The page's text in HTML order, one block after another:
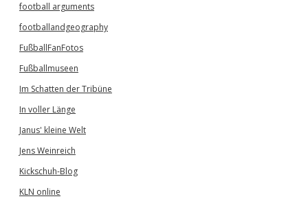
football arguments
footballandgeography
FußballFanFotos
Fußballmuseen
Im Schatten der Tribüne
In voller Länge
Janus' kleine Welt
Jens Weinreich
Kickschuh-Blog
KLN online